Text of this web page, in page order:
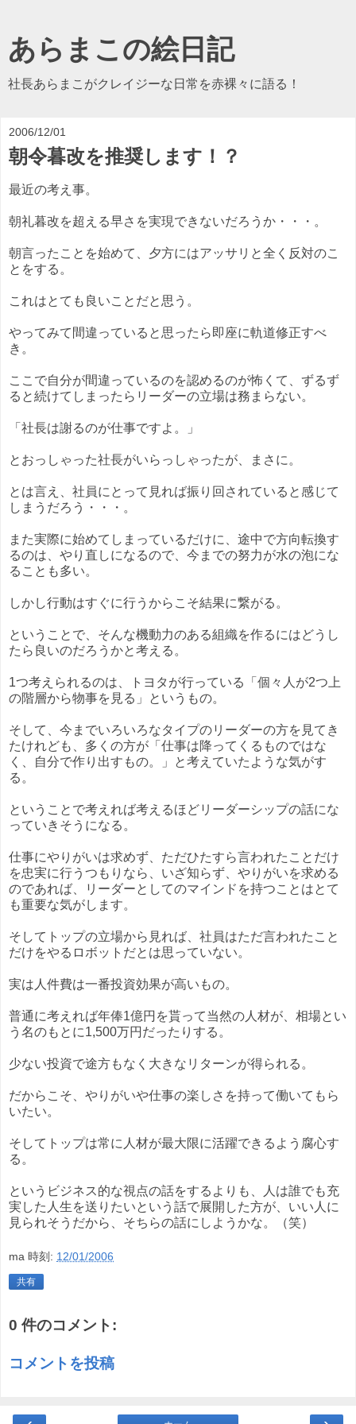
あらまこの絵日記
社長あらまこがクレイジーな日常を赤裸々に語る！
2006/12/01
朝令暮改を推奨します！？
最近の考え事。
朝礼暮改を超える早さを実現できないだろうか・・・。
朝言ったことを始めて、夕方にはアッサリと全く反対のこ
とをする。
これはとても良いことだと思う。
やってみて間違っていると思ったら即座に軌道修正すべ
き。
ここで自分が間違っているのを認めるのが怖くて、ずるず
ると続けてしまったらリーダーの立場は務まらない。
「社長は謝るのが仕事ですよ。」
とおっしゃった社長がいらっしゃったが、まさに。
とは言え、社員にとって見れば振り回されていると感じて
しまうだろう・・・。
また実際に始めてしまっているだけに、途中で方向転換す
るのは、やり直しになるので、今までの努力が水の泡にな
ることも多い。
しかし行動はすぐに行うからこそ結果に繋がる。
ということで、そんな機動力のある組織を作るにはどうし
たら良いのだろうかと考える。
1つ考えられるのは、トヨタが行っている「個々人が2つ上
の階層から物事を見る」というもの。
そして、今までいろいろなタイプのリーダーの方を見てき
たけれども、多くの方が「仕事は降ってくるものではな
く、自分で作り出すもの。」と考えていたような気がす
る。
ということで考えれば考えるほどリーダーシップの話にな
っていきそうになる。
仕事にやりがいは求めず、ただひたすら言われたことだけ
を忠実に行うつもりなら、いざ知らず、やりがいを求める
のであれば、リーダーとしてのマインドを持つことはとて
も重要な気がします。
そしてトップの立場から見れば、社員はただ言われたこと
だけをやるロボットだとは思っていない。
実は人件費は一番投資効果が高いもの。
普通に考えれば年俸1億円を貰って当然の人材が、相場とい
う名のもとに1,500万円だったりする。
少ない投資で途方もなく大きなリターンが得られる。
だからこそ、やりがいや仕事の楽しさを持って働いてもら
いたい。
そしてトップは常に人材が最大限に活躍できるよう腐心す
る。
というビジネス的な視点の話をするよりも、人は誰でも充
実した人生を送りたいという話で展開した方が、いい人に
見られそうだから、そちらの話にしようかな。（笑）
ma 時刻: 12/01/2006
共有
0 件のコメント:
コメントを投稿